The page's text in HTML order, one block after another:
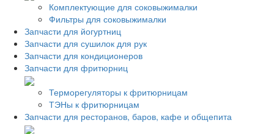
Комплектующие для соковыжималки
Фильтры для соковыжималки
Запчасти для йогуртниц
Запчасти для сушилок для рук
Запчасти для кондиционеров
Запчасти для фритюрниц
Терморегуляторы к фритюрницам
ТЭНы к фритюрницам
Запчасти для ресторанов, баров, кафе и общепита